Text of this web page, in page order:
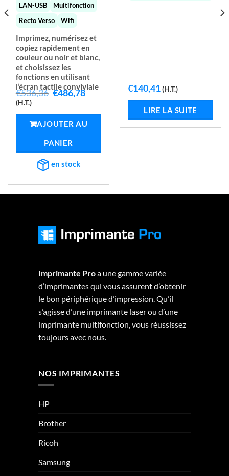
LAN-USB
Multifonction
Recto Verso
Wifi
Imprimez, numérisez et
copiez rapidement en
couleur ou noir et blanc,
et choisissez les
fonctions en utilisant
l’écran tactile conviviale
€536,36 Le
était :
€536,36.
€486,78Le
est :
€486,78.
(H.T.)
AJOUTER AU
PANIER
en stock
€140,41(H.T.)
LIRE LA SUITE
Imprimante Proa une gamme variée
d’imprimantes qui vous assurent d’obtenir
le bon périphérique d’impression. Qu’il
s’agisse d’une imprimante laser ou d’une
imprimante multifonction, vous réussissez
toujours avec nous.
NOS IMPRIMANTES
HP
Brother
Ricoh
Samsung